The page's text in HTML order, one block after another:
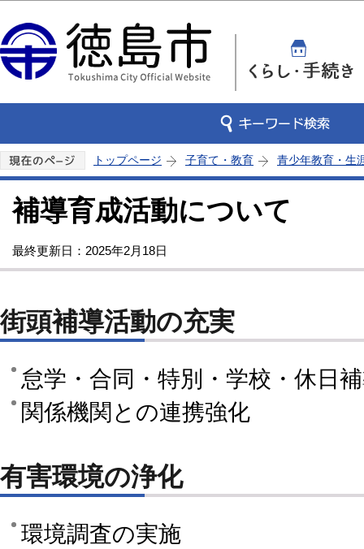
トップページ 子育て・教育 青少年教育・生
補導育成活動について
最終更新日：2025年2月18日
街頭補導活動の充実
怠学・合同・特別・学校・休日
関係機関との連携強化
有害環境の浄化
環境調査の実施